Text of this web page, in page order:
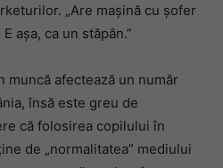
„Are mașină cu șofer
așa, ca un stăpân.”
muncă afectează un număr
însă este greu de
că folosirea copilului în
de „normalitatea” mediului